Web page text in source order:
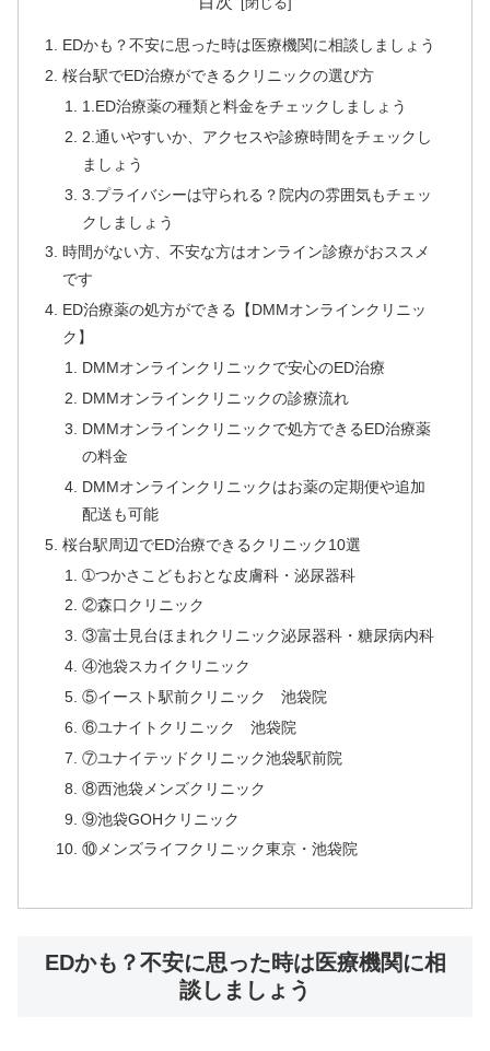
EDかも？不安に思った時は医療機関に相談しましょう
桜台駅でED治療ができるクリニックの選び方
1.ED治療薬の種類と料金をチェックしましょう
2.通いやすいか、アクセスや診療時間をチェックし
ましょう
3.プライバシーは守られる？院内の雰囲気もチェッ
クしましょう
時間がない方、不安な方はオンライン診療がおススメ
です
ED治療薬の処方ができる【DMMオンラインクリニッ
ク】
DMMオンラインクリニックで安心のED治療
DMMオンラインクリニックの診療流れ
DMMオンラインクリニックで処方できるED治療薬
の料金
DMMオンラインクリニックはお薬の定期便や追加
配送も可能
桜台駅周辺でED治療できるクリニック10選
➀つかさこどもおとな皮膚科・泌尿器科
②森口クリニック
③富士見台ほまれクリニック泌尿器科・糖尿病内科
④池袋スカイクリニック
⑤イースト駅前クリニック 池袋院
⑥ユナイトクリニック 池袋院
⑦ユナイテッドクリニック池袋駅前院
⑧西池袋メンズクリニック
⑨池袋GOHクリニック
⑩メンズライフクリニック東京・池袋院
EDかも？不安に思った時は医療機関に相
談しましょう